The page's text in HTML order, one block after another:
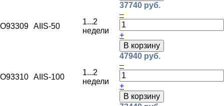
O93309 AIIS-50
1...2
недели
37740 руб.
–
+
В корзину
O93310 AIIS-100
1...2
недели
47940 руб.
–
+
В корзину